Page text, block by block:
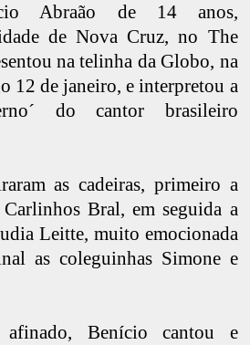
Abraão de 14 anos,
de Nova Cruz, no The
na telinha da Globo, na
12 de janeiro, e interpretou a
do cantor brasileiro
as cadeiras, primeiro a
Bral, em seguida a
Leitte, muito emocionada
as coleguinhas Simone e
Benício cantou e